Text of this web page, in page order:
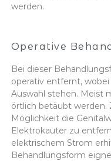
werden.
Operative
Bei dieser
operativ entfernt,
Auswahl stehen. Meist
örtlich betäubt
Möglichkeit die
Elektrokauter zu
elektrischem Strom
Behandlungsform